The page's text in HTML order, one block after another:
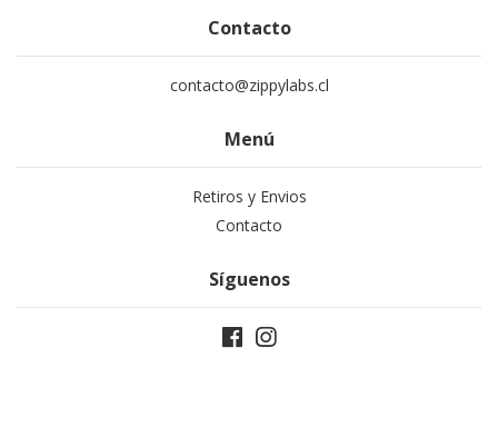
Contacto
contacto@zippylabs.cl
Menú
Retiros y Envios
Contacto
Síguenos